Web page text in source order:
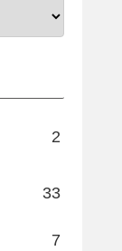
2
33
7